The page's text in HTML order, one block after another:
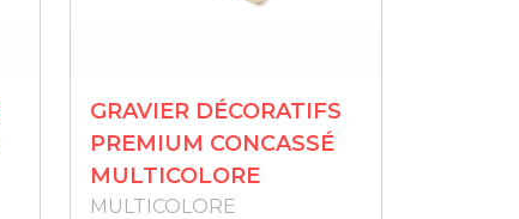
GRAVIER DÉCORATIFS
PREMIUM CONCASSÉ
MULTICOLORE
MULTICOLORE